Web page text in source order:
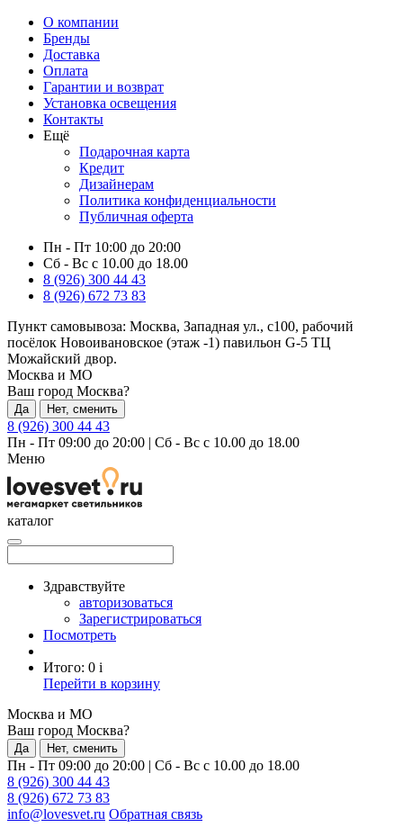
О компании
Бренды
Доставка
Оплата
Гарантии и возврат
Установка освещения
Контакты
Ещё
Подарочная карта
Кредит
Дизайнерам
Политика конфиденциальности
Публичная оферта
Пн - Пт 10:00 до 20:00
Сб - Вс с 10.00 до 18.00
8 (926) 300 44 43
8 (926) 672 73 83
Пункт самовывоза: Москва, Западная ул., с100, рабочий
посёлок Новоивановское (этаж -1) павильон G-5 ТЦ
Можайский двор.
Москва и МО
Ваш город Москва?
Да Нет, сменить
8 (926) 300 44 43
Пн - Пт 09:00 до 20:00 | Сб - Вс с 10.00 до 18.00
Меню
каталог
Здравствуйте
авторизоваться
Зарегистрироваться
Посмотреть
Итого: 0 i
Перейти в корзину
Москва и МО
Ваш город Москва?
Да Нет, сменить
Пн - Пт 09:00 до 20:00 | Сб - Вс с 10.00 до 18.00
8 (926) 300 44 43
8 (926) 672 73 83
info@lovesvet.ru Обратная связь